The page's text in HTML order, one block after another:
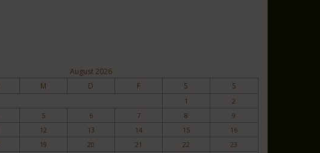
August 2026
M D F S S
1
2
5 6 7 8
9
12 13 14 15
16
19 20 21 22 23